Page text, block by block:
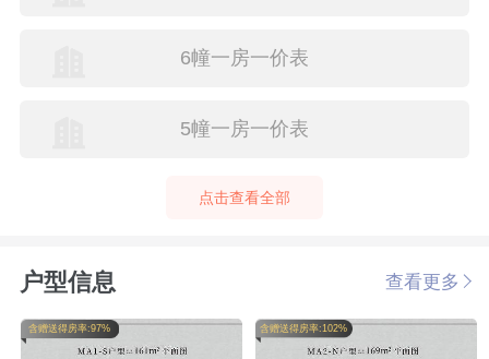
6幢一房一价表
5幢一房一价表
点击查看全部
户型信息 查看更多
含赠送得房率:97% 含赠送得房率:102%